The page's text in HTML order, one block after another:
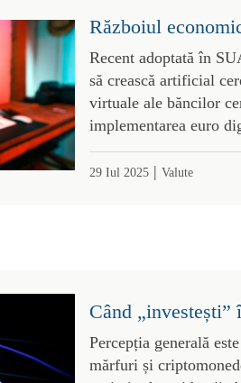
Războiul
Recent adoptată în
să crească artificial
virtuale ale băncilor
implementarea euro
29 Iul 2025| Valute
Când
Percepția generală
mărfuri și